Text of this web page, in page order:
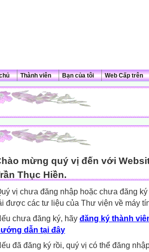
Thành viên Bạn của tôi Web Cấp trên
mừng quý vị đến với
Thục Hiền.
vị chưa đăng nhập hoặc chưa đăng
được các tư liệu của Thư viện về máy
chưa đăng ký, hãy đăng ký thành
dẫn tại đây
đã đăng ký rồi, quý vị có thể đăng